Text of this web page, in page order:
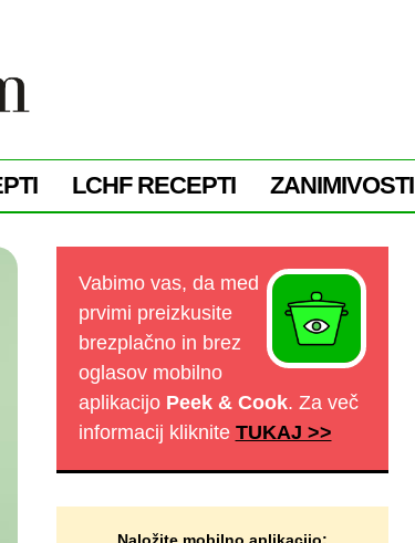
LCHF RECEPTI ZANIMIVOSTI
Vabimo vas, da med
prvimi preizkusite
brezplačno in brez
oglasov mobilno
aplikacijo Peek & Cook. Za več
informacij kliknite TUKAJ >>